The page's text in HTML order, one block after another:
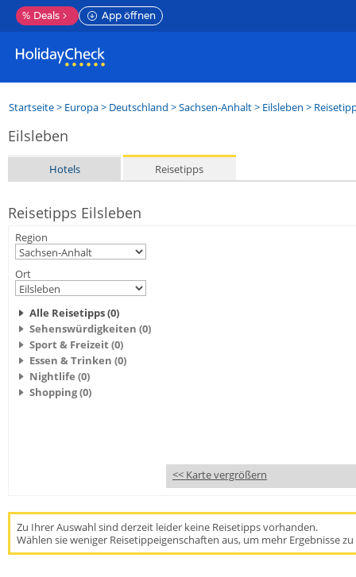
% Deals App öffnen
Startseite> Europa> Deutschland >Sachsen-Anhalt> Eilsleben >
Eilsleben
Hotels Reisetipps
Reisetipps Eilsleben
Region
Ort
Alle Reisetipps (0)
Sehenswürdigkeiten (0)
Sport & Freizeit (0)
Essen & Trinken (0)
Nightlife (0)
Shopping (0)
<< Karte vergrößern
Zu Ihrer Auswahl sind derzeit leider keine Reisetipps vorhanden.
Wählen sie weniger Reisetippeigenschaften aus, um mehr Ergebnisse